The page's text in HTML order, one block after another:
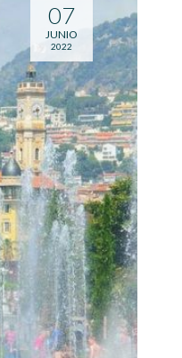
07
JUNIO
2022